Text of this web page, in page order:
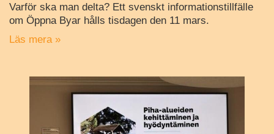
Varför ska man delta? Ett svenskt informationstillfälle
om Öppna Byar hålls tisdagen den 11 mars.
Läs mera »